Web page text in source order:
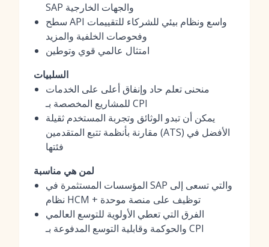
SAP والجهات الخارجية
سطح API واسع ونظام بيئي للشركاء للتقييمات
وفحوصات الخلفية والمزيد
امتثال عالمي قوي وتوطين
السلبيات
منحنى تعلم حاد وإنفاق أعلى على الخدمات
للمشاريع المخصصة بـ CPI
يمكن أن تبدو الوثائق وتجربة المستخدم ثقيلة
مقارنة بأنظمة تتبع المتقدمين (ATS) الأفضل في
فئتها
لمن هي مناسبة
المؤسسات المستثمرة في SAP والتي تسعى إلى
نظام HCM + توظيف على منصة موحدة
الفرق التي تعطي الأولوية للتوسع العالمي
والحوكمة وقابلية التوسع المدفوعة بـ CPI